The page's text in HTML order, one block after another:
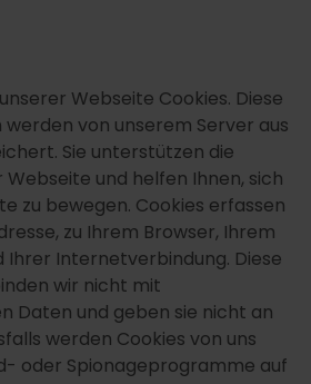
Webseite Cookies. Diese
von unserem Server aus
Sie unterstützen die
und helfen Ihnen, sich
zu bewegen. Cookies erfassen
zu Ihrem Browser, Ihrem
Ihrer Internetverbindung. Diese
wir nicht mit
Daten und geben sie nicht an
werden Cookies von uns
oder Spionageprogramme auf